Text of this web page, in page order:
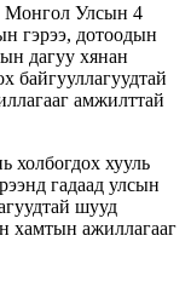
Монгол Улсын 4
гэрээ, дотоодын
дагуу хянан
байгууллагуудтай
амжилттай
холбогдох хууль
гадаад улсын
шууд
хамтын ажиллагааг